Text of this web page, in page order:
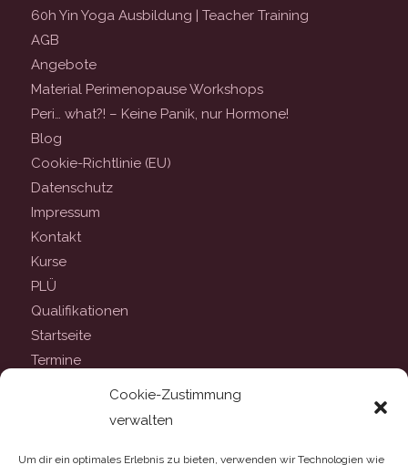
Cookie-Zustimmung
verwalten
Um dir ein optimales Erlebnis zu bieten, verwenden wir Technologien wie
60h Yin Yoga Ausbildung | Teacher Training
AGB
Angebote
Material Perimenopause Workshops
Peri… what?! – Keine Panik, nur Hormone!
Blog
Cookie-Richtlinie (EU)
Datenschutz
Impressum
Kontakt
Kurse
PLÜ
Qualifikationen
Startseite
Termine